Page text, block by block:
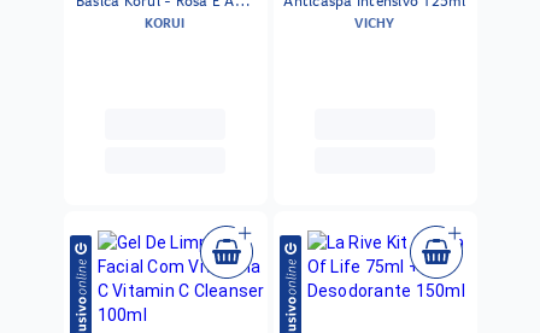
Pp
KORUI VICHY